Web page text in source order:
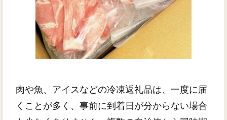
肉や魚、アイスなどの冷凍返礼品は、一度に届
くことが多く、事前に到着日が分からない場合